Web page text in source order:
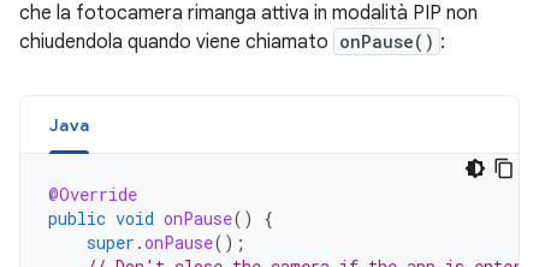
che la fotocamera rimanga attiva in modalità PIP non
chiudendola quando viene chiamato onPause() :
Java
@Override
public void onPause()
{
super .onPause();